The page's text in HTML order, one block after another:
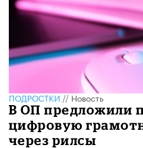
ПОДРОСТКИ//Новость
В ОП предложили
цифровую
через рилсы